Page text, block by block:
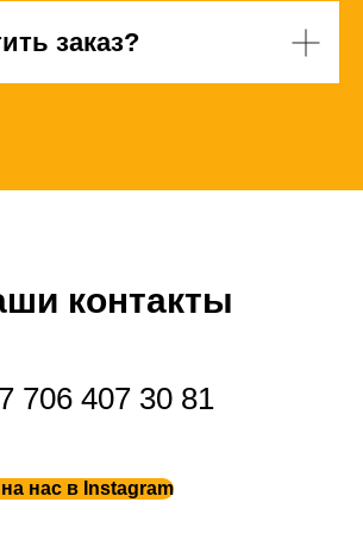
заказ?
контакты
706 407 30 81
нас в Instagram